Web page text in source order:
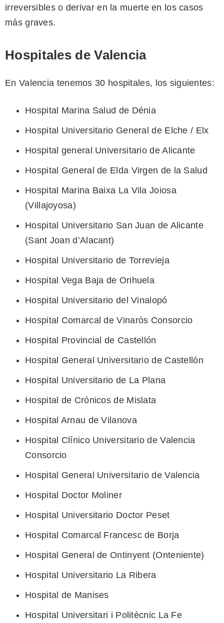
irreversibles o derivar en la muerte en los casos
más graves.
Hospitales de Valencia
En Valencia tenemos 30 hospitales, los siguientes:
Hospital Marina Salud de Dénia
Hospital Universitario General de Elche / Elx
Hospital general Universitario de Alicante
Hospital General de Elda Virgen de la Salud
Hospital Marina Baixa La Vila Joiosa
(Villajoyosa)
Hospital Universitario San Juan de Alicante
(Sant Joan d’Alacant)
Hospital Universitario de Torrevieja
Hospital Vega Baja de Orihuela
Hospital Universitario del Vinalopó
Hospital Comarcal de Vinaròs Consorcio
Hospital Provincial de Castellón
Hospital General Universitario de Castellón
Hospital Universitario de La Plana
Hospital de Crónicos de Mislata
Hospital Arnau de Vilanova
Hospital Clínico Universitario de Valencia
Consorcio
Hospital General Universitario de Valencia
Hospital Doctor Moliner
Hospital Universitario Doctor Peset
Hospital Comarcal Francesc de Borja
Hospital General de Ontinyent (Onteniente)
Hospital Universitario La Ribera
Hospital de Manises
Hospital Universitari i Politècnic La Fe